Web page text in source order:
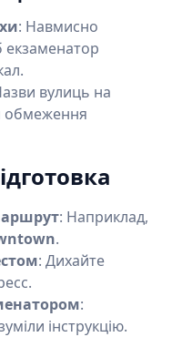
: Навмисно
екзаменатор
вулиць на
обмеження
: Наприклад,
.
: Дихайте
:
інструкцію.